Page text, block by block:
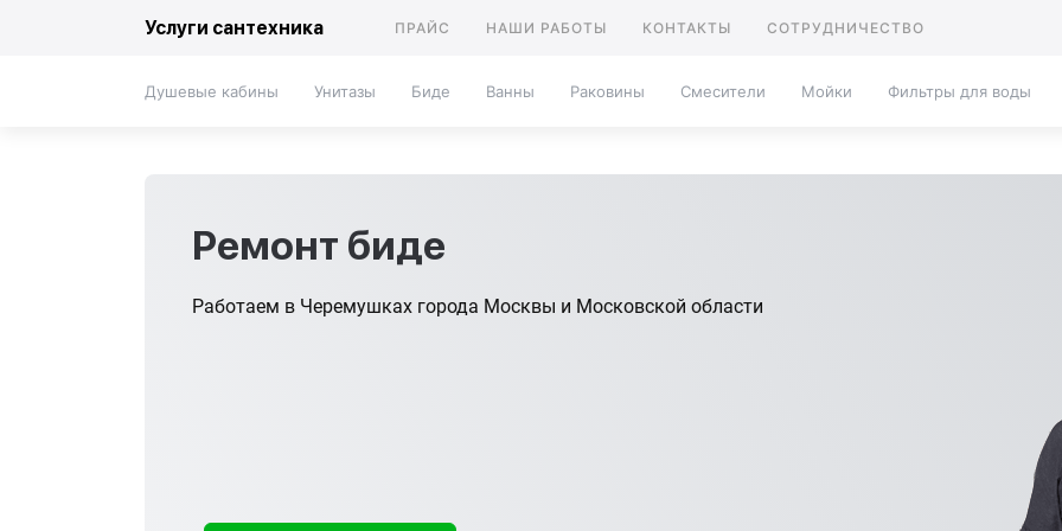
Услуги сантехника ПРАЙС НАШИ РАБОТЫ КОНТАКТЫ СОТРУДНИЧЕСТВО
Душевые кабины Унитазы Биде Ванны Раковины Смесители Мойки Фильтры для воды
Ремонт биде
Работаем в Черемушках города Москвы и Московской области